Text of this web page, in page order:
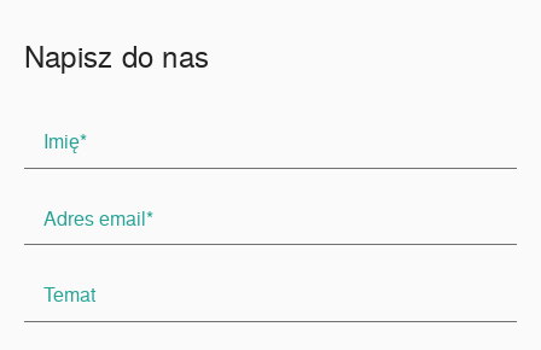
Napisz do nas